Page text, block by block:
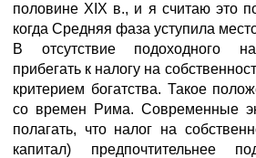
половине XIX в., и я считаю это
когда Средняя фаза уступила
В отсутствие подоходного
прибегать к налогу на
критерием богатства. Такое
со времен Рима. Современные
полагать, что налог на
капитал) предпочтительнее